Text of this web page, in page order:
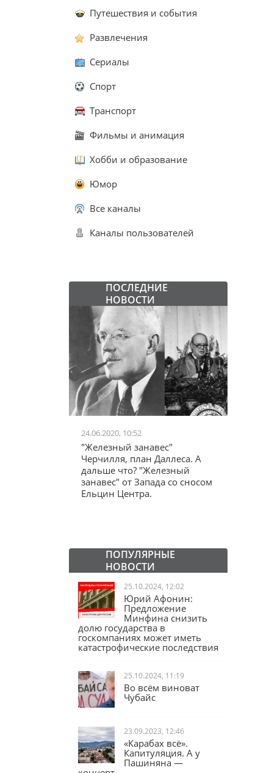
Путешествия и события
Развлечения
Сериалы
Спорт
Транспорт
Фильмы и анимация
Хобби и образование
Юмор
Все каналы
Каналы пользователей
ПОСЛЕДНИЕ
НОВОСТИ
24.06.2020, 10:52
"Железный занавес"
Черчилля, план Даллеса. А
дальше что? "Железный
занавес" от Запада со сносом
Ельцин Центра.
ПОПУЛЯРНЫЕ
НОВОСТИ
25.10.2024, 12:02
Юрий Афонин:
Предложение
Минфина снизить
долю государства в
госкомпаниях может иметь
катастрофические последствия
25.10.2024, 11:19
Во всём виноват
Чубайс
23.09.2023, 12:46
«Карабах всё».
Капитуляция. А у
Пашиняна —